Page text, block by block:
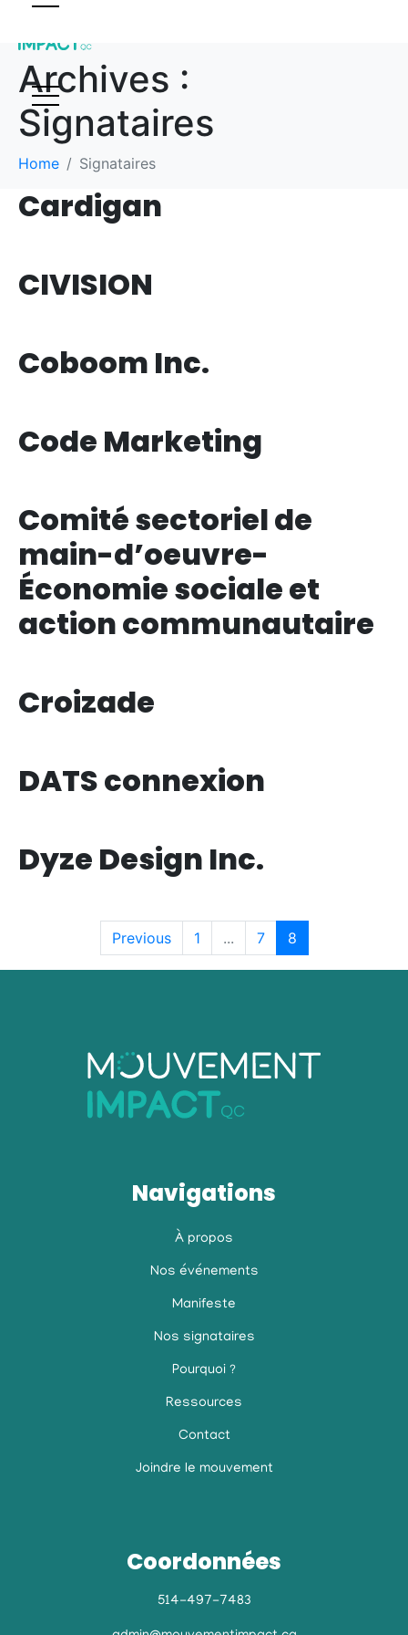
Archives :
Signataires
Home Signataires
Cardigan
CIVISION
Coboom Inc.
Code Marketing
Comité sectoriel de
main-d’oeuvre-
Économie sociale et
action communautaire
Croizade
DATS connexion
Dyze Design Inc.
Previous 1 ... 7 8
Navigations
À propos
Nos événements
Manifeste
Nos signataires
Pourquoi ?
Ressources
Contact
Joindre le mouvement
Coordonnées
514-497-7483